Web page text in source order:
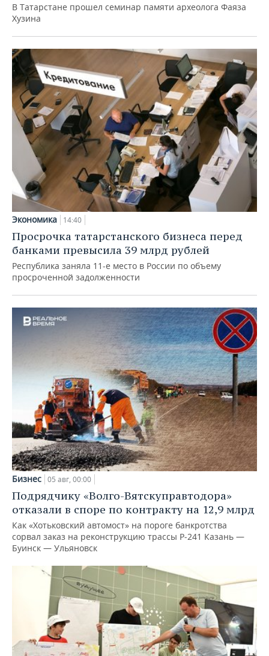
В Татарстане прошел семинар памяти археолога Фаяза
Хузина
Экономика 14:40
Просрочка татарстанского бизнеса перед
банками превысила 39 млрд рублей
Республика заняла 11-е место в России по объему
просроченной задолженности
Бизнес 05 авг, 00:00
Подрядчику «Волго-Вятскуправтодора»
отказали в споре по контракту на 12,9 млрд
Как «Хотьковский автомост» на пороге банкротства
сорвал заказ на реконструкцию трассы Р‑241 Казань —
Буинск — Ульяновск